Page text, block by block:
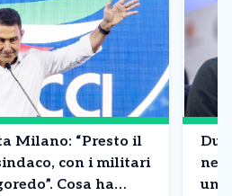
Milano: “Presto il
con i militari
Cosa ha
un